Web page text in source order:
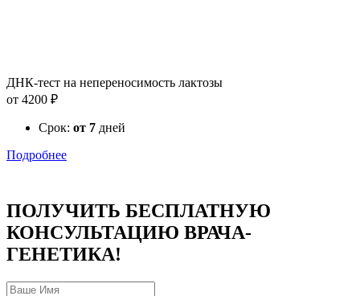
ДНК-тест на непереносимость лактозы
от 4200 ₽
Срок: от 7 дней
Подробнее
ПОЛУЧИТЬ БЕСПЛАТНУЮ
КОНСУЛЬТАЦИЮ ВРАЧА-
ГЕНЕТИКА!